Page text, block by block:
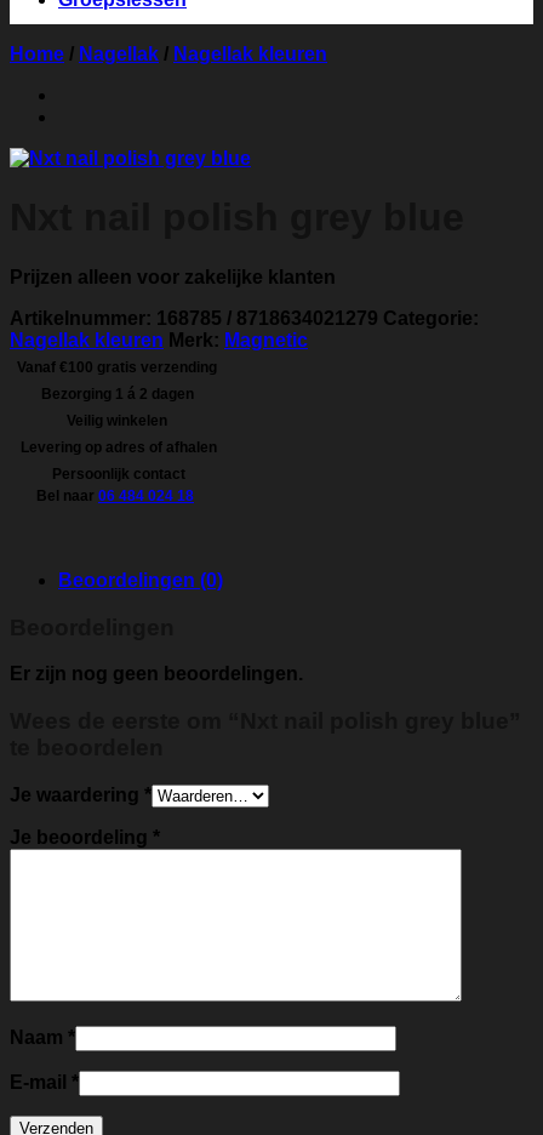
Home / Nagellak / Nagellak kleuren
Prijzen alleen voor zakelijke klanten
Artikelnummer: 168785 / 8718634021279 Categorie:
Nagellak kleuren Merk: Magnetic
Vanaf €100 gratis verzending
Bezorging 1 á 2 dagen
Veilig winkelen
Levering op adres of afhalen
Persoonlijk contact
Bel naar 06 484 024 18
Beoordelingen (0)
Er zijn nog geen beoordelingen.
Je waardering *
Je beoordeling *
Naam *
E-mail *